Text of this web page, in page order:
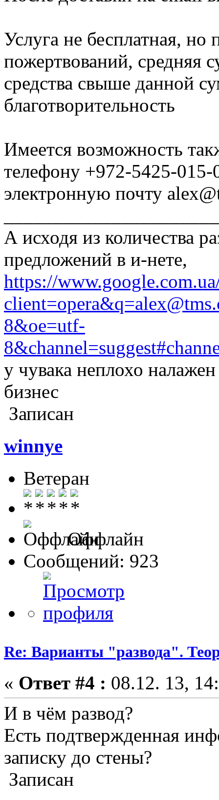
Услуга не бесплатная, но
пожертвований, средняя
средства свыше данной
благотворительность
Имеется возможность
телефону +972-5425-
электронную почту
А исходя из количества
предложений в и-нете,
https://
8&oe=utf-
у чувака неплохо
бизнес
Записан
winnye
Ветеран
Оффлайн
Сообщений: 923
Re: Варианты "развода".
« Ответ #4 : 08.12. 13,
И в чём развод?
Есть подтвержденная
записку до стены?
Записан